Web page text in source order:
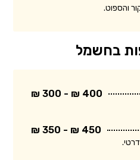
והספוט.
בחשמל
400 ₪ - 300 ₪
450 ₪ - 350 ₪